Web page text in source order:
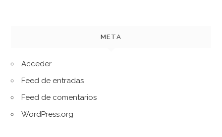
META
Acceder
Feed de entradas
Feed de comentarios
WordPress.org